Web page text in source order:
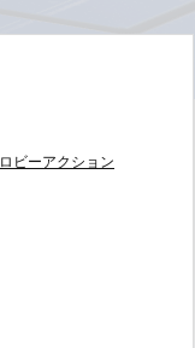

ロビーアクション